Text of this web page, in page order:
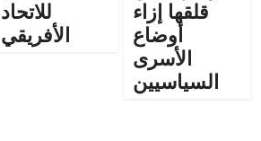
قلقها إزاء
أوضاع
الأسرى
السياسيين
للاتحاد
الأفريقي